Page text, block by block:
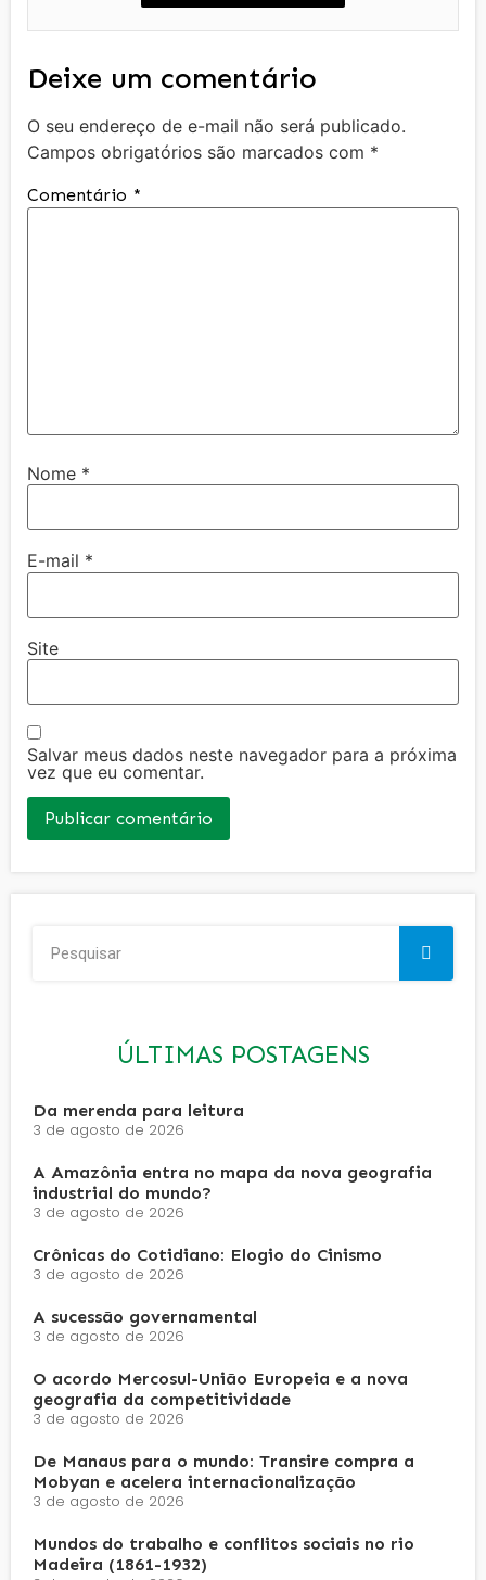
Deixe um comentário
O seu endereço de e-mail não será publicado.
Campos obrigatórios são marcados com *
Comentário *
Nome *
E-mail *
Site
Salvar meus dados neste navegador para a próxima
vez que eu comentar.
ÚLTIMAS POSTAGENS
Da merenda para leitura
3 de agosto de 2026
A Amazônia entra no mapa da nova geografia
industrial do mundo?
3 de agosto de 2026
Crônicas do Cotidiano: Elogio do Cinismo
3 de agosto de 2026
A sucessão governamental
3 de agosto de 2026
O acordo Mercosul-União Europeia e a nova
geografia da competitividade
3 de agosto de 2026
De Manaus para o mundo: Transire compra a
Mobyan e acelera internacionalização
3 de agosto de 2026
Mundos do trabalho e conflitos sociais no rio
Madeira (1861-1932)